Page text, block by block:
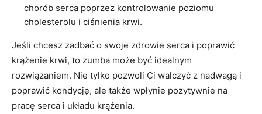
chorób serca poprzez kontrolowanie poziomu
cholesterolu i ciśnienia krwi.
Jeśli chcesz zadbać o swoje zdrowie serca i poprawić
krążenie krwi, to zumba może być idealnym
rozwiązaniem. Nie tylko pozwoli Ci walczyć z nadwagą i
poprawić kondycję, ale także wpłynie pozytywnie na
pracę serca i układu krążenia.